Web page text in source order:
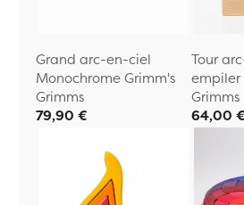
Grand arc-en-ciel
Monochrome Grimm's
Grimms
79,90 €
Tour
empiler
Grimms
64,00 €